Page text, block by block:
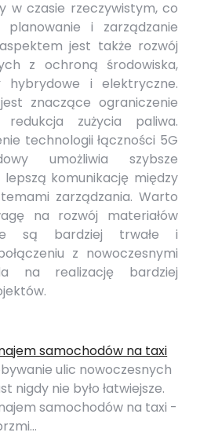
w czasie rzeczywistym, co
i zarządzanie
jest także rozwój
z ochroną środowiska,
hybrydowe i elektryczne.
znaczące ograniczenie
zużycia paliwa.
technologii łączności 5G
umożliwia szybsze
lepszą komunikację między
zarządzania. Warto
na rozwój materiałów
są bardziej trwałe i
z nowoczesnymi
na realizację bardziej
samochodów na taxi
ulic nowoczesnych
nigdy nie było łatwiejsze.
samochodów na taxi -